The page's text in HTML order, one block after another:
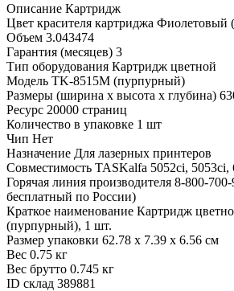
Описание Картридж
Цвет красителя картриджа Фиолетовый
Объем 3.043474
Гарантия (месяцев) 3
Тип оборудования Картридж цветной
Модель TK-8515M (пурпурный)
Размеры (ширина x высота x глубина)
Ресурс 20000 страниц
Количество в упаковке 1 шт
Чип Нет
Назначение Для лазерных принтеров
Совместимость TASKalfa 5052ci, 5053ci,
Горячая линия производителя 8-800-
бесплатный по России)
Краткое наименование Картридж
(пурпурный), 1 шт.
Размер упаковки 62.78 x 7.39 x 6.56 см
Вес 0.75 кг
Вес брутто 0.745 кг
ID склад 389881